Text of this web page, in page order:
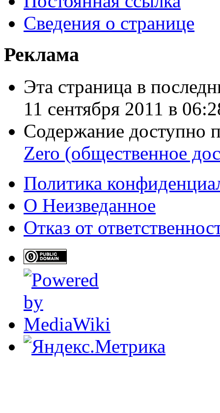
Сведения о странице
Реклама
Эта страница в
11 сентября 2011 в
Содержание доступно
Zero (общественное
Политика
О Неизведанное
Отказ от